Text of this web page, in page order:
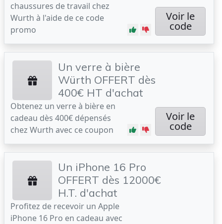
chaussures de travail chez
Wurth à l'aide de ce code
promo
Voir le
code
Un verre à bière
Würth OFFERT dès
400€ HT d'achat
Obtenez un verre à bière en
cadeau dès 400€ dépensés
chez Wurth avec ce coupon
Voir le
code
Un iPhone 16 Pro
OFFERT dès 12000€
H.T. d'achat
Profitez de recevoir un Apple
iPhone 16 Pro en cadeau avec